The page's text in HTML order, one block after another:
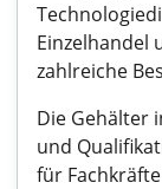
Einzelhandel
zahlreiche
Die Gehälter
und
für